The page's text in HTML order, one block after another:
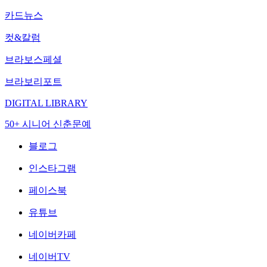
카드뉴스
컷&칼럼
브라보스페셜
브라보리포트
DIGITAL LIBRARY
50+ 시니어 신춘문예
블로그
인스타그램
페이스북
유튜브
네이버카페
네이버TV